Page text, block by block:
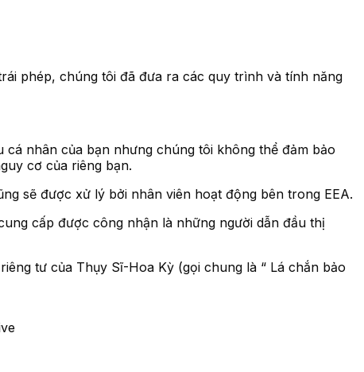
phép, chúng tôi đã đưa ra các quy trình và tính năng
nhân của bạn nhưng chúng tôi không thể đảm bảo
cơ của riêng bạn.
sẽ được xử lý bởi nhân viên hoạt động bên trong EEA.
cấp được công nhận là những người dẫn đầu thị
tư của Thụy Sĩ-Hoa Kỳ (gọi chung là “ Lá chắn bảo